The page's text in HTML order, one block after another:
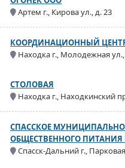
Артем г., Кирова ул., д. 23
КООРДИНАЦИОННЫЙ
Находка г., Молодежная ул.,
СТОЛОВАЯ
Находка г., Находкинский
СПАССКОЕ
ОБЩЕСТВЕННОГО ПИТАНИЯ
Спасск-Дальний г.,